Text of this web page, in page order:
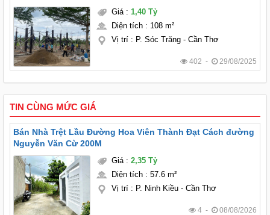
Giá: 1,40 Tỷ
Diện tích: 108 m²
Vị trí: P. Sóc Trăng - Cần Thơ
402 - 29/08/2025
TIN CÙNG MỨC GIÁ
Bán Nhà Trệt Lầu Đường Hoa Viên Thành Đạt Cách đường
Nguyễn Văn Cừ 200M
Giá: 2,35 Tỷ
Diện tích: 57.6 m²
Vị trí: P. Ninh Kiều - Cần Thơ
4 - 08/08/2026